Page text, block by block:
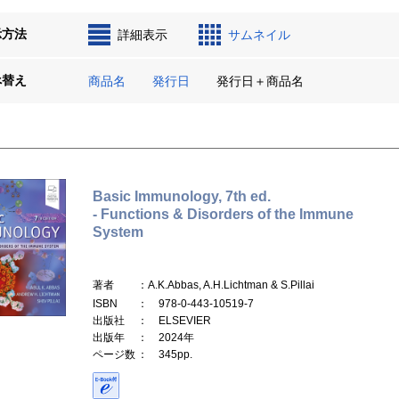
法 詳細表示 サムネイル
え 商品名 発行日 発行日＋商品名
Basic Immunology, 7th ed.
- Functions & Disorders of the Immune
System
著者
：A.K.Abbas, A.H.Lichtman & S.Pillai
ISBN
： 978-0-443-10519-7
出版社
： ELSEVIER
出版年
： 2024年
ページ数 ： 345pp.